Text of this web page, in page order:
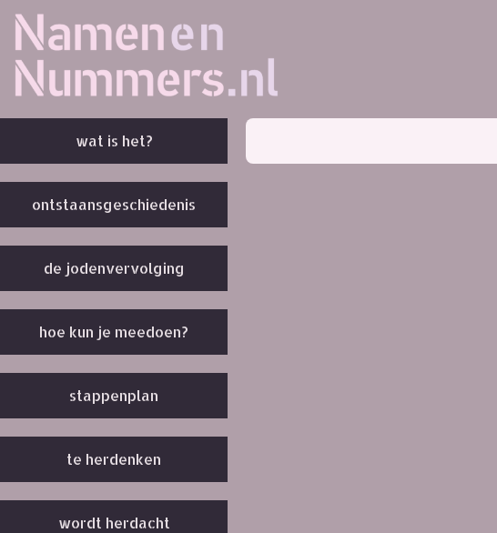
wat is het?
ontstaansgeschiedenis
de jodenvervolging
hoe kun je meedoen?
stappenplan
te herdenken
wordt herdacht